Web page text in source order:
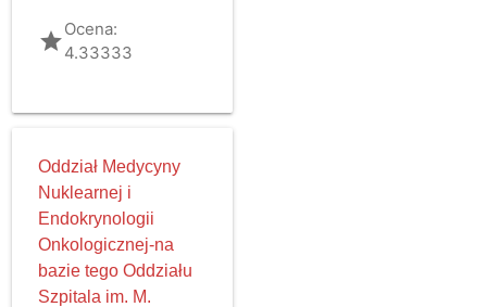
gradeOcena:
4.33333
Oddział Medycyny
Nuklearnej i
Endokrynologii
Onkologicznej-na
bazie tego Oddziału
Szpitala im. M.